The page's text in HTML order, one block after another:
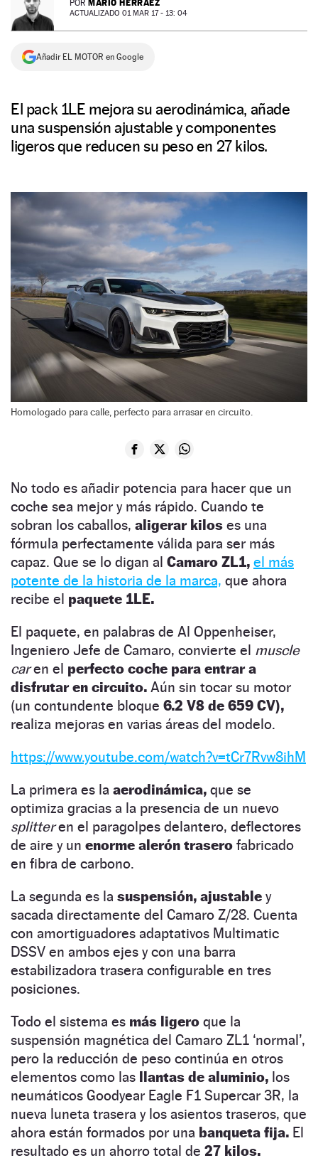
NEWSLETTER
SÍGUENOS
POR MARIO HERRÁEZ
ACTUALIZADO 01 MAR 17 - 13: 04
Añadir EL MOTOR en Google
El pack 1LE mejora su aerodinámica, añade
una suspensión ajustable y componentes
ligeros que reducen su peso en 27 kilos.
Homologado para calle, perfecto para arrasar en circuito.
No todo es añadir potencia para hacer que un
coche sea mejor y más rápido. Cuando te
sobran los caballos, aligerar kilos es una
fórmula perfectamente válida para ser más
capaz. Que se lo digan al Camaro ZL1, el más
potente de la historia de la marca, que ahora
recibe el paquete 1LE.
El paquete, en palabras de Al Oppenheiser,
Ingeniero Jefe de Camaro, convierte el muscle
caren el perfecto coche para entrar a
disfrutar en circuito. Aún sin tocar su motor
(un contundente bloque 6.2 V8 de 659 CV),
realiza mejoras en varias áreas del modelo.
https://www.youtube.com/watch?v=tCr7Rvw8ihM
La primera es la aerodinámica, que se
optimiza gracias a la presencia de un nuevo
splitteren el paragolpes delantero, deflectores
de aire y un enorme alerón trasero fabricado
en fibra de carbono.
La segunda es la suspensión, ajustable y
sacada directamente del Camaro Z/28. Cuenta
con amortiguadores adaptativos Multimatic
DSSV en ambos ejes y con una barra
estabilizadora trasera configurable en tres
posiciones.
Todo el sistema es más ligero que la
suspensión magnética del Camaro ZL1 ‘normal’,
pero la reducción de peso continúa en otros
elementos como las llantas de aluminio, los
neumáticos Goodyear Eagle F1 Supercar 3R, la
nueva luneta trasera y los asientos traseros, que
ahora están formados por una banqueta fija. El
resultado es un ahorro total de 27 kilos.